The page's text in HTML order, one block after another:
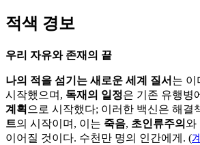
적색 경보
우리 자유와 존재의 끝
나의 적을 섬기는 새로운 세계 질서 는 이
시작했으며, 독재의 일정은 기존 유행병
계획 으로 시작했다; 이러한 백신은 해결
트의 시작이며, 이는 죽음, 초인류주의 와
이어질 것이다. 수천만 명의 인간에게. (